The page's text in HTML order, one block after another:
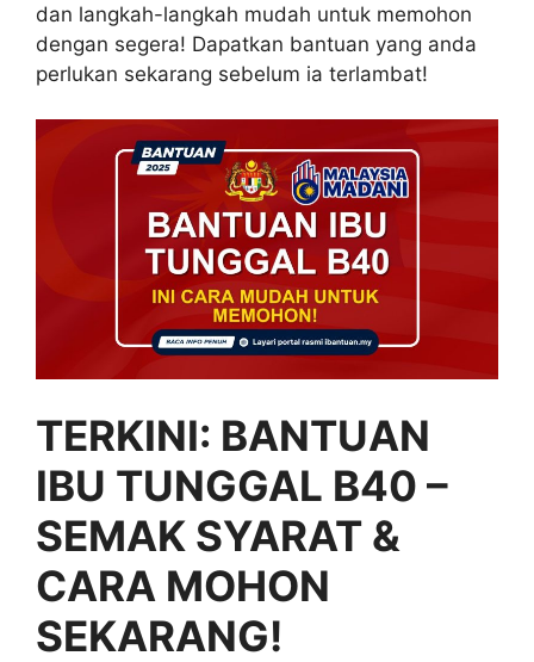
dan langkah-langkah mudah untuk memohon
dengan segera! Dapatkan bantuan yang anda
perlukan sekarang sebelum ia terlambat!
TERKINI: BANTUAN
IBU TUNGGAL B40 –
SEMAK SYARAT &
CARA MOHON
SEKARANG!